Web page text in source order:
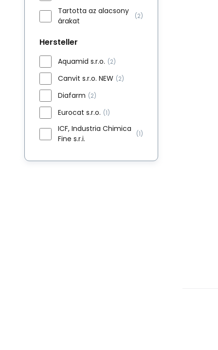
Tartotta az alacsony
árakat
(2)
Hersteller
Aquamid s.r.o. (2)
Canvit s.r.o. NEW (2)
Diafarm (2)
Eurocat s.r.o. (1)
ICF, Industria Chimica
Fine s.r.i.
(1)